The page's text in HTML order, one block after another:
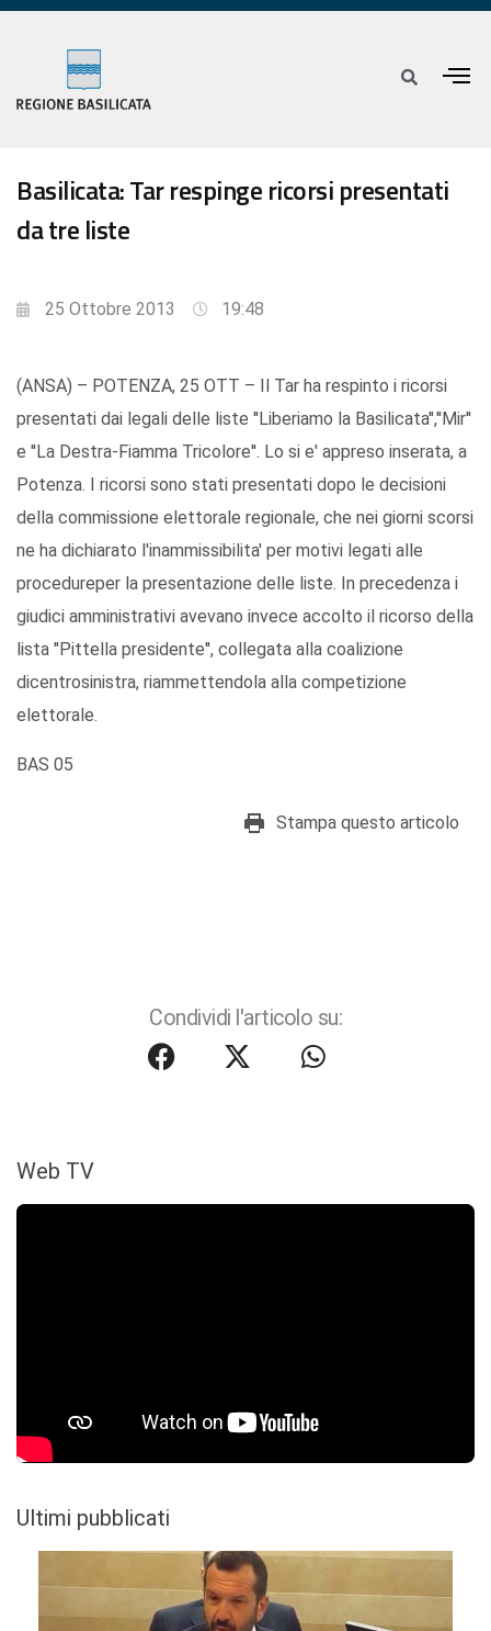
Basilicata: Tar respinge ricorsi presentati
da tre liste
25 Ottobre 2013 19:48
(ANSA) – POTENZA, 25 OTT – Il Tar ha respinto i ricorsi
presentati dai legali delle liste ''Liberiamo la Basilicata'',''Mir''
e ''La Destra-Fiamma Tricolore''. Lo si e' appreso inserata, a
Potenza. I ricorsi sono stati presentati dopo le decisioni
della commissione elettorale regionale, che nei giorni scorsi
ne ha dichiarato l'inammissibilita' per motivi legati alle
procedureper la presentazione delle liste. In precedenza i
giudici amministrativi avevano invece accolto il ricorso della
lista ''Pittella presidente'', collegata alla coalizione
dicentrosinistra, riammettendola alla competizione
elettorale.
BAS 05
Stampa questo articolo
Condividi l'articolo su:
Web TV
Ultimi pubblicati